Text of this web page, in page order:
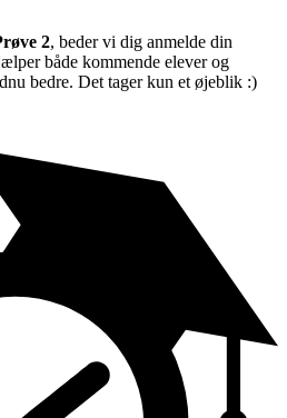
2, beder vi dig anmelde din
både kommende elever og
bedre. Det tager kun et øjeblik :)